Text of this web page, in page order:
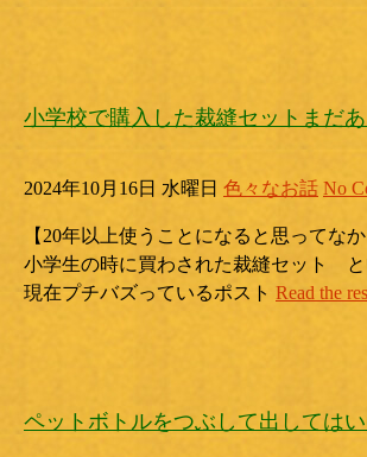
小学校で購入した裁縫セットまだ
2024年10月16日 水曜日 色々なお話 No
【20年以上使うことになると思ってなか
小学生の時に買わされた裁縫セット と
現在プチバズっているポスト Read the
ペットボトルをつぶして出しては